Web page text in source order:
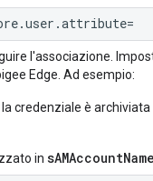
l'associazione.
Edge. Ad esempio:
credenziale è archiviata
in sAMAccountName